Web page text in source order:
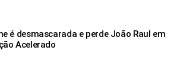
é desmascarada e perde João Raul em
Acelerado